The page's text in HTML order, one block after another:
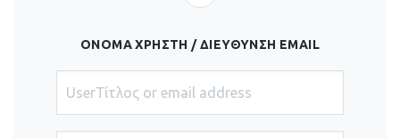
ΌΝΟΜΑ ΧΡΉΣΤΗ / ΔΙΕΎΘΥΝΣΗ EMAIL